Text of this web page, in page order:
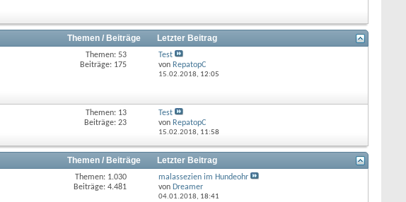
Themen / Beiträge Letzter Beitrag
Themen: 53
Beiträge: 175
Test
von RepatopC
15.02.2018, 12:05
Themen: 13
Beiträge: 23
Test
von RepatopC
15.02.2018, 11:58
Themen / Beiträge Letzter Beitrag
Themen: 1.030
Beiträge: 4.481
malassezien im Hundeohr
von Dreamer
04.01.2018, 18:41